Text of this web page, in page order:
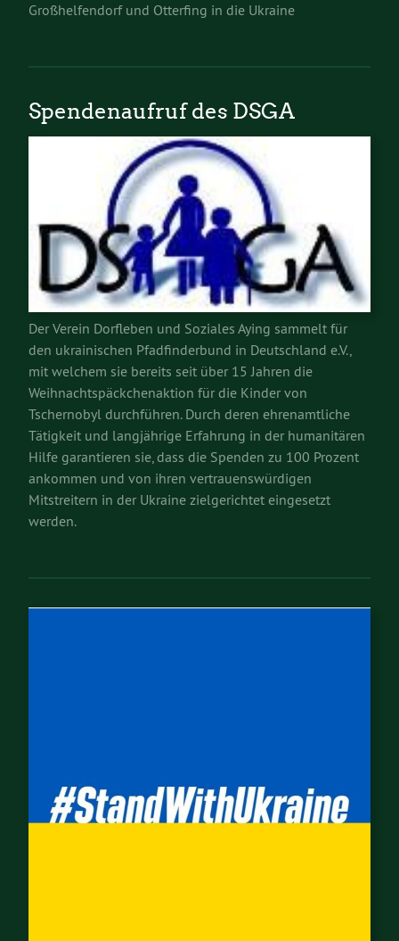
Großhelfendorf und Otterfing in die Ukraine
Spendenaufruf des DSGA
Der Verein Dorfleben und Soziales Aying sammelt für
den ukrainischen Pfadfinderbund in Deutschland e.V.,
mit welchem sie bereits seit über 15 Jahren die
Weihnachtspäckchenaktion für die Kinder von
Tschernobyl durchführen. Durch deren ehrenamtliche
Tätigkeit und langjährige Erfahrung in der humanitären
Hilfe garantieren sie, dass die Spenden zu 100 Prozent
ankommen und von ihren vertrauenswürdigen
Mitstreitern in der Ukraine zielgerichtet eingesetzt
werden.